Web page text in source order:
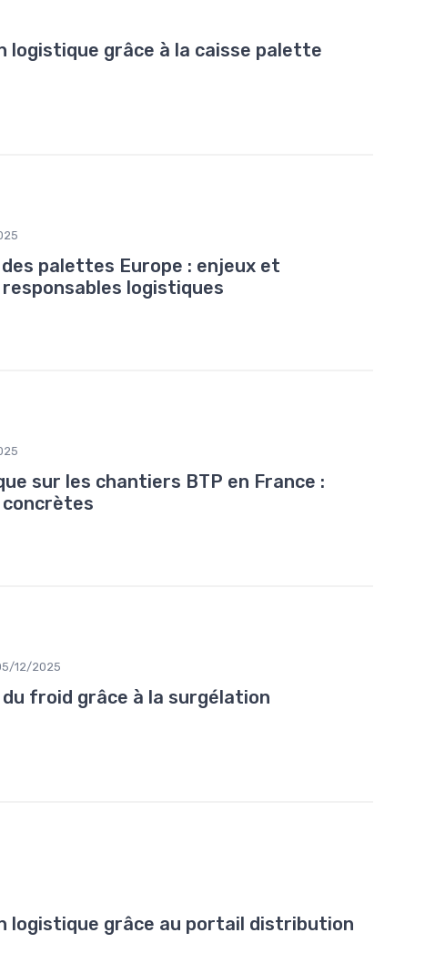
logistique grâce à la caisse palette
palettes Europe : enjeux et
logistiques
sur les chantiers BTP en France :
12/2025
froid grâce à la surgélation
logistique grâce au portail distribution